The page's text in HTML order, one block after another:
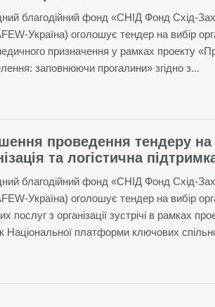
благодійний фонд «СНІД Фонд Схід-
Україна) оголошує тендер на вибір
призначення у рамках проекту
заповнюючи прогалини» згідно з...
проведення тендеру на
та логістична
благодійний фонд «СНІД Фонд Схід-
Україна) оголошує тендер на вибір
послуг з організації зустрічі в рамках
Національної платформи ключових